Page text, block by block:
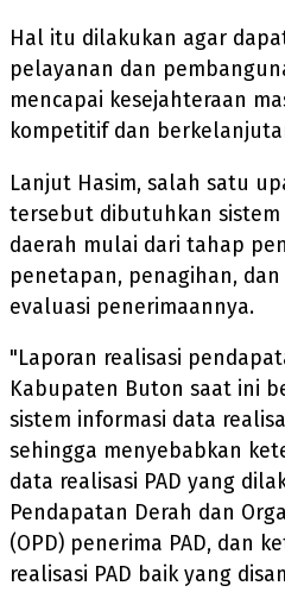
Hal itu dilakukan agar
pelayanan dan
mencapai kesejahteraan
kompetitif dan
Lanjut Hasim, salah satu
tersebut dibutuhkan
daerah mulai dari tahap
penetapan, penagihan,
evaluasi penerimaannya.
"Laporan realisasi
Kabupaten Buton saat ini
sistem informasi data
sehingga menyebabkan
data realisasi PAD yang
Pendapatan Derah dan
(OPD) penerima PAD, dan
realisasi PAD baik yang